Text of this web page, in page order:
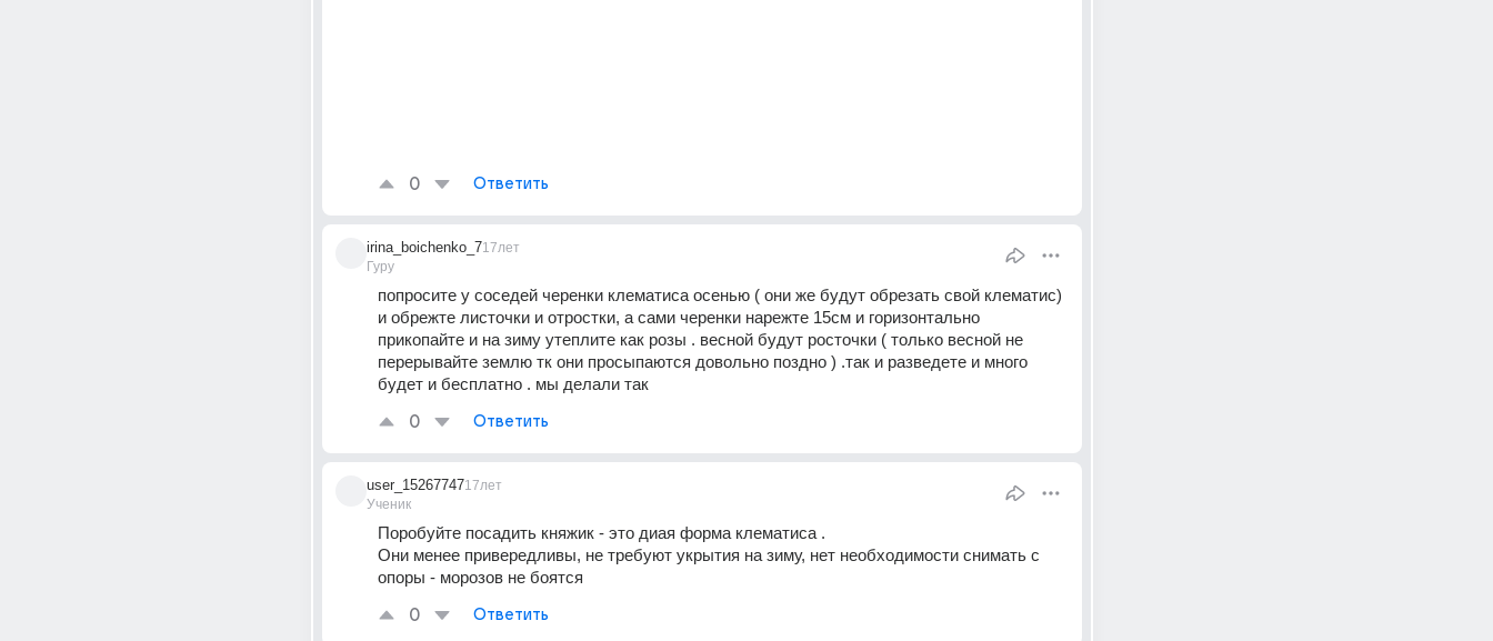
0 Ответить
irina_boichenko_7
Гуру
17лет
попросите у соседей черенки клематиса осенью ( они же будут обрезать свой клематис)
и обрежте листочки и отростки, а сами черенки нарежте 15см и горизонтально
прикопайте и на зиму утеплите как розы . весной будут росточки ( только весной не
перерывайте землю тк они просыпаются довольно поздно ) .так и разведете и много
будет и бесплатно . мы делали так
0 Ответить
user_15267747
Ученик
17лет
Поробуйте посадить княжик - это диая форма клематиса .
Они менее привередливы, не требуют укрытия на зиму, нет необходимости снимать с
опоры - морозов не боятся
0 Ответить